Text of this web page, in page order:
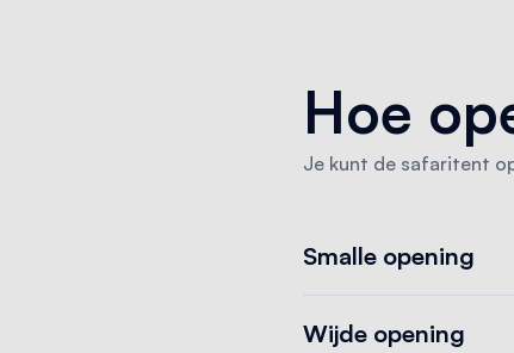
Hoe
Je kunt de safaritent
Smalle opening
Wijde opening